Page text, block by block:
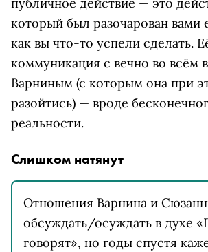
публичное действие — это
который был разочарован вами
как вы что-то успели сделать.
коммуникация с вечно во всём
Варниным (с которым она при
разойтись) — вроде
реальности.
Слишком натянут
Отношения Варнина и
обсуждать/осуждать в духе
говорят», но годы спустя